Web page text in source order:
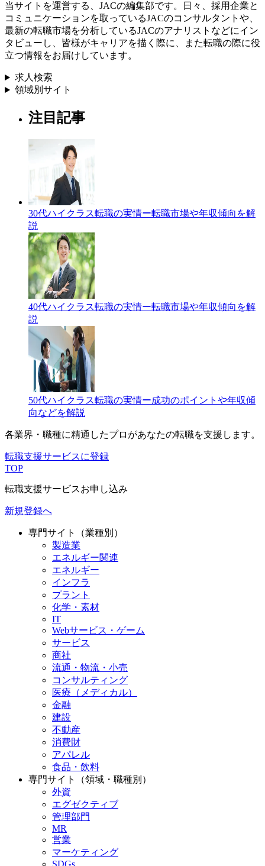
当サイトを運営する、JACの編集部です。日々、採用企業と
コミュニケーションを取っているJACのコンサルタントや、
最新の転職市場を分析しているJACのアナリストなどにイン
タビューし、皆様がキャリアを描く際に、また転職の際に役
立つ情報をお届けしています。
求人検索
領域別サイト
注目記事
30代ハイクラス転職の実情ー転職市場や年収傾向を解
説
40代ハイクラス転職の実情ー転職市場や年収傾向を解
説
50代ハイクラス転職の実情ー成功のポイントや年収傾
向などを解説
各業界・職種に精通したプロがあなたの転職を支援します。
転職支援サービスに登録
TOP
転職支援サービスお申し込み
新規登録へ
専門サイト（業種別）
製造業
エネルギー関連
エネルギー
インフラ
プラント
化学・素材
IT
Webサービス・ゲーム
サービス
商社
流通・物流・小売
コンサルティング
医療（メディカル）
金融
建設
不動産
消費財
アパレル
食品・飲料
専門サイト（領域・職種別）
外資
エグゼクティブ
管理部門
MR
営業
マーケティング
SDGs